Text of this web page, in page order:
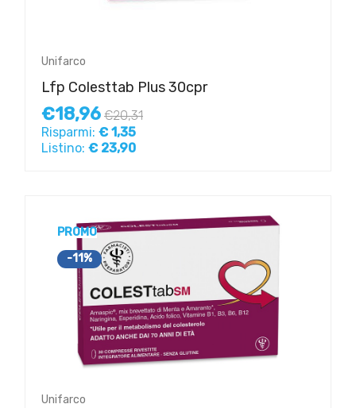
Unifarco
Lfp Colesttab Plus 30cpr
€18,96 €20,31
Risparmi: € 1,35
Listino: € 23,90
PROMO
-11%
Unifarco